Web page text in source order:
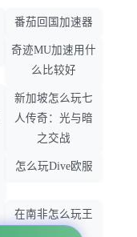
番茄回国加速器
奇迹MU加速用什
么比较好
新加坡怎么玩七
人传奇：光与暗
之交战
怎么玩Dive欧服
在南非怎么玩王